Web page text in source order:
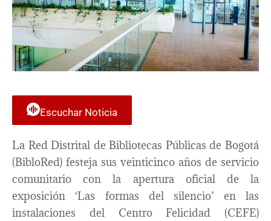
Escuchar Noticia
La Red Distrital de Bibliotecas Públicas de Bogotá
(BibloRed) festeja sus veinticinco años de servicio
comunitario con la apertura oficial de la
exposición ‘Las formas del silencio’ en las
instalaciones del Centro Felicidad (CEFE)